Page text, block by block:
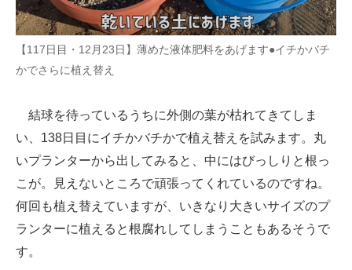
【117日目・12月23日】薄めた液体肥料をあげます●イチかバチ
かでさらに植え替え
結球を待っているうちに外側の葉が枯れてきてしま
い、138日目にイチかバチかで植え替えを試みます。丸
いプランターから出してみると、中にはびっしりと根っ
こが。見えないところで頑張ってくれているのですね。
何回も植え替えていますが、いきなり大きいサイズのプ
ランターに植えると根腐れしてしまうこともあるそうで
す。